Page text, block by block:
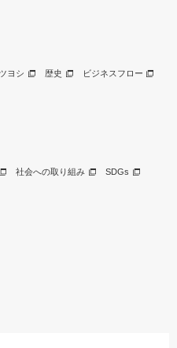
ヨシ 歴史 ビジネスフロー
社会への取り組み SDGs